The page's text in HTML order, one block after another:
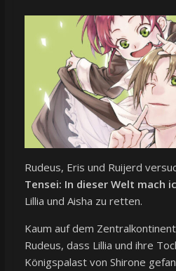
Rudeus, Eris und Ruijerd
Tensei: In dieser Welt mach
Lillia und Aisha zu retten.
Kaum auf dem
Rudeus, dass Lillia und ihre
Königspalast von Shirone